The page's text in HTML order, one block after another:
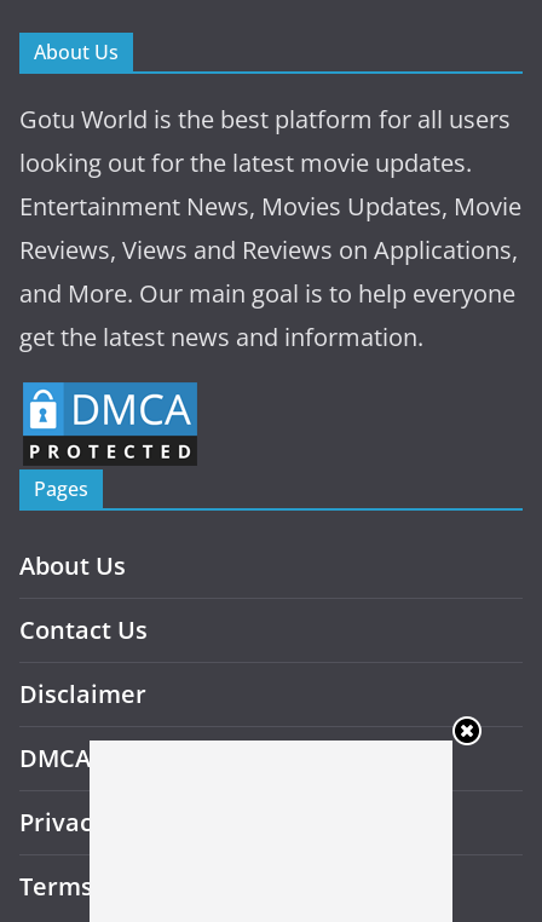
About Us
Gotu World is the best platform for all users
looking out for the latest movie updates.
Entertainment News, Movies Updates, Movie
Reviews, Views and Reviews on Applications,
and More. Our main goal is to help everyone
get the latest news and information.
Pages
About Us
Contact Us
Disclaimer
DMCA
Privacy Policy
Terms and Conditions